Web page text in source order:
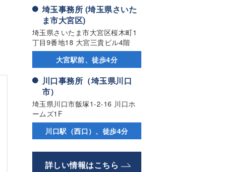
埼玉事務所 (埼玉県さいた
ま市大宮区)
埼玉県さいたま市大宮区桜木町1
丁目9番地18 大宮三貴ビル4階
大宮駅前、徒歩4分
川口事務所（埼玉県川口
市）
埼玉県川口市飯塚1-2-16 川口ホ
ームズ1F
川口駅（西口）、徒歩4分
詳しい情報はこちら